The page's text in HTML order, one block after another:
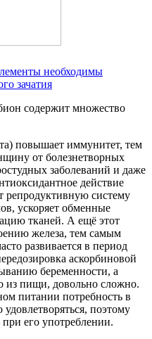
необходимы
зачатия
содержит множество
повышает иммунитет, тем
от болезнетворных
заболеваний и даже
действие
репродуктивную систему
ускоряет обменные
тканей. А ещё этот
железа, тем самым
развивается в период
аскорбиновой
беременности, а
из пищи, довольно сложно.
питании потребность в
поэтому
при его употреблении.